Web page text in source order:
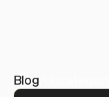
Blog